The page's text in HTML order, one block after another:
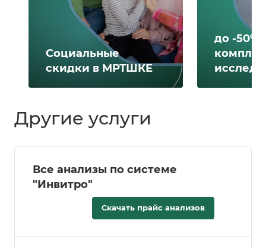
Социальные
скидки в МРТШКЕ
до -50%
Другие услуги
Все анализы по системе
"Инвитро"
Скачать прайс анализов